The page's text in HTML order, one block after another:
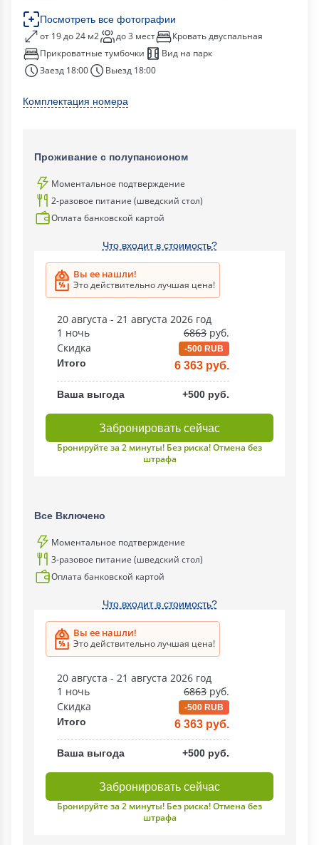
Посмотреть все фотографии
от 19 до 24 м2 до 3 мест
Кровать двуспальная
Прикроватные тумбочки
Вид на парк
Заезд 18:00
Выезд 18:00
Комплектация номера
Проживание с полупансионом
Моментальное подтверждение
2-разовое питание (шведский стол)
Оплата банковской картой
Что входит в стоимость?
Вы ее нашли!
Это действительно лучшая цена!
20 августа - 21 августа 2026 год
1 ночь
6863 руб.
Скидка
-500 RUB
Итого 6 363 руб.
Ваша выгода +500 руб.
Забронировать сейчас
Бронируйте за 2 минуты! Без риска! Отмена без
штрафа
Все Включено
Моментальное подтверждение
3-разовое питание (шведский стол)
Оплата банковской картой
Что входит в стоимость?
Вы ее нашли!
Это действительно лучшая цена!
20 августа - 21 августа 2026 год
1 ночь
6863 руб.
Скидка
-500 RUB
Итого 6 363 руб.
Ваша выгода +500 руб.
Забронировать сейчас
Бронируйте за 2 минуты! Без риска! Отмена без
штрафа